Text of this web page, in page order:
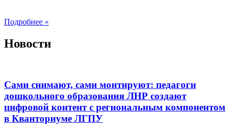
Подробнее »
Новости
Сами снимают, сами монтируют: педагоги
дошкольного образования ЛНР создают
цифровой контент с региональным компонентом
в Кванториуме ЛГПУ​